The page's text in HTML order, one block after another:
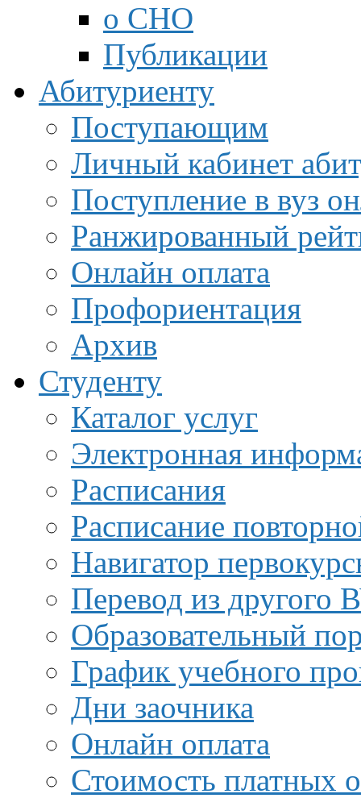
о СНО
Публикации
Абитуриенту
Поступающим
Личный кабинет
Поступление в вуз
Ранжированный
Онлайн оплата
Профориентация
Архив
Студенту
Каталог услуг
Электронная
Расписания
Расписание
Навигатор
Перевод из другого
Образовательный
График учебного
Дни заочника
Онлайн оплата
Стоимость платных